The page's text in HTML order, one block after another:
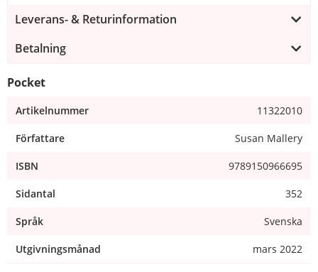
Leverans- & Returinformation
Betalning
Pocket
Artikelnummer 11322010
Författare Susan Mallery
ISBN 9789150966695
Sidantal 352
Språk Svenska
Utgivningsmånad mars 2022